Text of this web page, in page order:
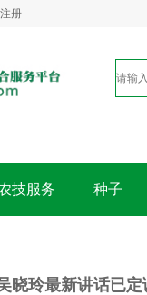
注册
技服务 种子
晓玲最新讲话已